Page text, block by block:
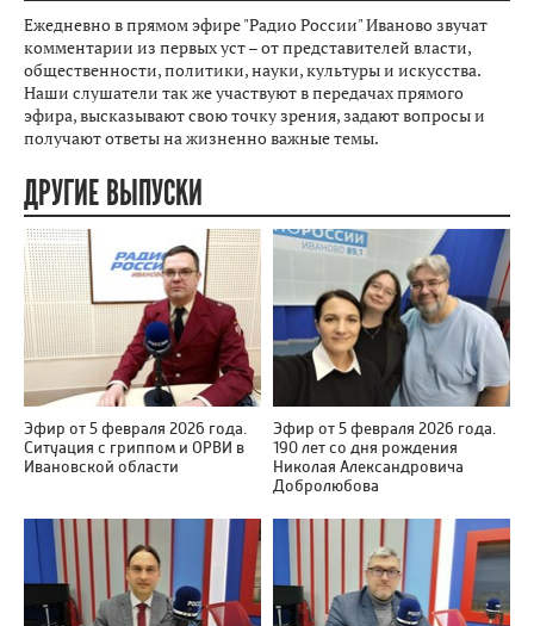
Ежедневно в прямом эфире "Радио России" Иваново звучат
комментарии из первых уст – от представителей власти,
общественности, политики, науки, культуры и искусства.
Наши слушатели так же участвуют в передачах прямого
эфира, высказывают свою точку зрения, задают вопросы и
получают ответы на жизненно важные темы.
ДРУГИЕ ВЫПУСКИ
Эфир от 5 февраля 2026 года.
Ситуация с гриппом и ОРВИ в
Ивановской области
Эфир от 5 февраля 2026 года.
190 лет со дня рождения
Николая Александровича
Добролюбова